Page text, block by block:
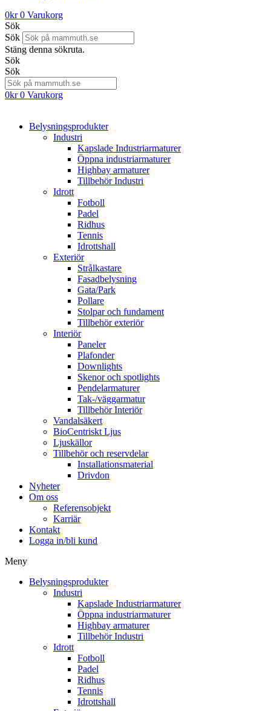
0kr 0 Varukorg
Sök
Sök
Stäng denna sökruta.
Sök
Sök
0kr 0 Varukorg
Belysningsprodukter
Industri
Kapslade Industriarmaturer
Öppna industriarmaturer
Highbay armaturer
Tillbehör Industri
Idrott
Fotboll
Padel
Ridhus
Tennis
Idrottshall
Exteriör
Strålkastare
Fasadbelysning
Gata/Park
Pollare
Stolpar och fundament
Tillbehör exteriör
Interiör
Paneler
Plafonder
Downlights
Skenor och spotlights
Pendelarmaturer
Tak-/väggarmatur
Tillbehör Interiör
Vandalsäkert
BioCentriskt Ljus
Ljuskällor
Tillbehör och reservdelar
Installationsmaterial
Drivdon
Nyheter
Om oss
Referensobjekt
Karriär
Kontakt
Logga in/bli kund
Meny
Belysningsprodukter
Industri
Kapslade Industriarmaturer
Öppna industriarmaturer
Highbay armaturer
Tillbehör Industri
Idrott
Fotboll
Padel
Ridhus
Tennis
Idrottshall